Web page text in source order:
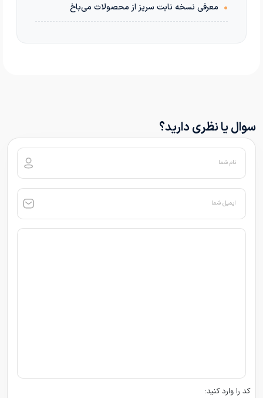
• معرفی نسخه نایت سریز از محصولات می‌باخ
سوال یا نظری دارید؟
نام شما
ایمیل شما
کد را وارد کنید: